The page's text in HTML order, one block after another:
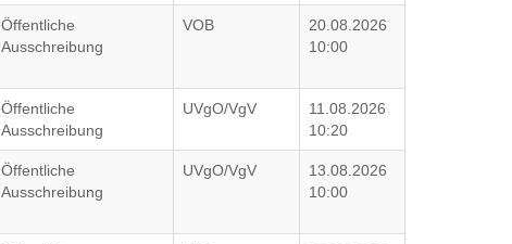
Öffentliche
Ausschreibung
VOB
20.08.2026
10:00
Öffentliche
Ausschreibung
UVgO/VgV
11.08.2026
10:20
Öffentliche
Ausschreibung
UVgO/VgV
13.08.2026
10:00